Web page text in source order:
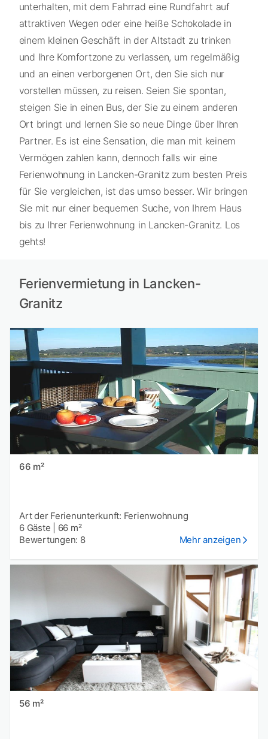
unterhalten, mit dem Fahrrad eine Rundfahrt auf
attraktiven Wegen oder eine heiße Schokolade in
einem kleinen Geschäft in der Altstadt zu trinken
und Ihre Komfortzone zu verlassen, um regelmäßig
und an einen verborgenen Ort, den Sie sich nur
vorstellen müssen, zu reisen. Seien Sie spontan,
steigen Sie in einen Bus, der Sie zu einem anderen
Ort bringt und lernen Sie so neue Dinge über Ihren
Partner. Es ist eine Sensation, die man mit keinem
Vermögen zahlen kann, dennoch falls wir eine
Ferienwohnung in Lancken-Granitz zum besten Preis
für Sie vergleichen, ist das umso besser. Wir bringen
Sie mit nur einer bequemen Suche, von Ihrem Haus
bis zu Ihrer Ferienwohnung in Lancken-Granitz. Los
gehts!
Ferienvermietung in Lancken-
Granitz
66 m²
Art der Ferienunterkunft: Ferienwohnung
6 Gäste
66 m²
Bewertungen: 8
Mehr anzeigen
56 m²